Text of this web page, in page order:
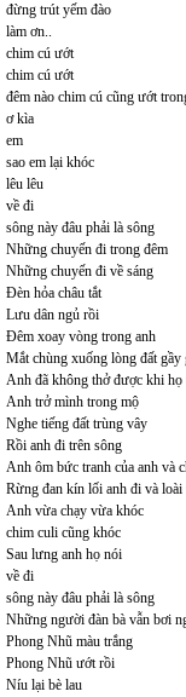
đừng trút yếm đào
làm ơn..
chim cú ướt
chim cú ướt
đêm nào chim cú cũng ướt
ơ kìa
em
sao em lại khóc
lêu lêu
về đi
sông này đâu phải là sông
Những chuyến đi trong đêm
Những chuyến đi về sáng
Đèn hỏa châu tắt
Lưu dân ngủ rồi
Đêm xoay vòng trong anh
Mắt chùng xuống lòng đất gầy
Anh đã không thở được khi họ
Anh trở mình trong mộ
Nghe tiếng đất trùng vây
Rồi anh đi trên sông
Anh ôm bức tranh của anh và
Rừng đan kín lối anh đi và loài
Anh vừa chạy vừa khóc
chim culi cũng khóc
Sau lưng anh họ nói
về đi
sông này đâu phải là sông
Những người đàn bà vẫn bơi
Phong Nhũ màu trắng
Phong Nhũ ướt rồi
Níu lại bè lau